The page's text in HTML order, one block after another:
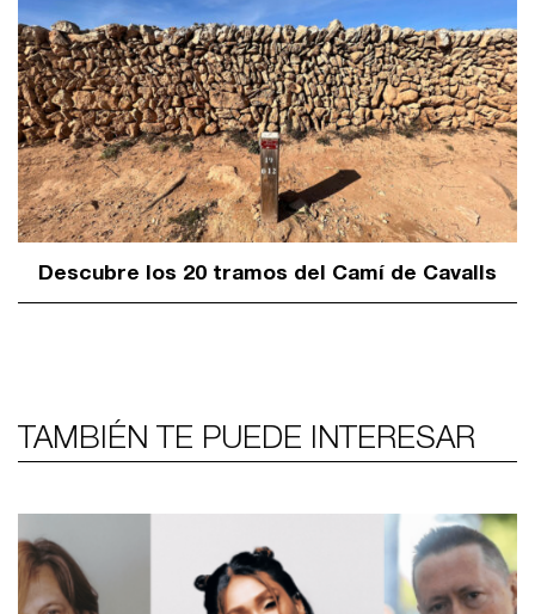
Descubre los 20 tramos del Camí de Cavalls
TAMBIÉN TE PUEDE INTERESAR